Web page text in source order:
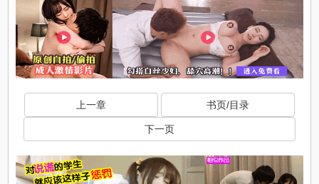
上一章 书页/目录
下一页